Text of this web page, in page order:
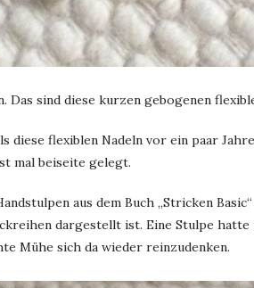
sind diese kurzen gebogenen
diese flexiblen Nadeln vor ein paar
mal beiseite gelegt.
aus dem Buch „Stricken
dargestellt ist. Eine Stulpe
Mühe sich da wieder reinzudenken.